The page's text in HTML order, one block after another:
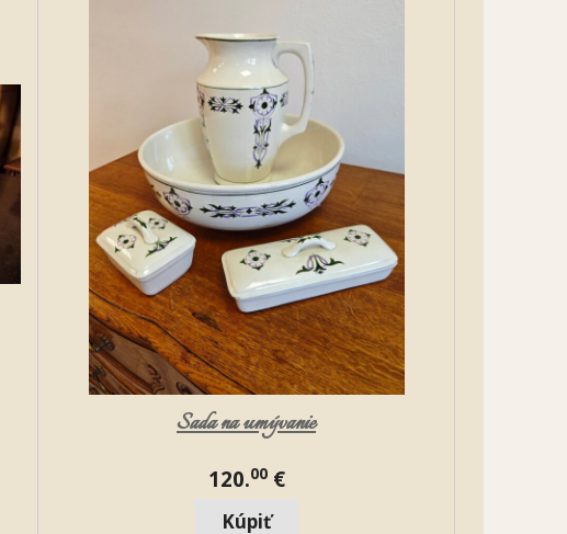
Sada na umývanie
120.00€